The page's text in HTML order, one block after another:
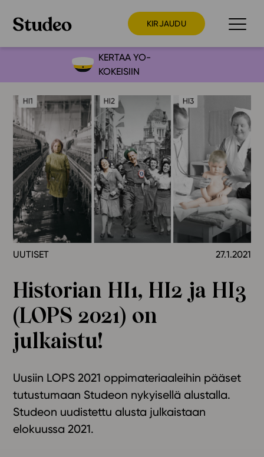
KIRJAUDU
Preppaaja
Opettaja
Opiskelija
Huoltaja
Kokeilutarjous
Ainstain
Alakoulu
Yläkoulu
Lukio
Ominaisuudet
Tapahtumakalenteri
Webinaari­tallenteet
Yhteisö
Suosittelut
Ohjevideot
Oppikirjailijat
Tiimi
Tietoa meistä
KERTAA YO-
KOKEISIIN
UUTISET 27.1.2021
Historian HI1, HI2 ja HI3
(LOPS 2021) on
julkaistu!
Uusiin LOPS 2021 oppimateriaaleihin pääset
tutustumaan Studeon nykyisellä alustalla.
Studeon uudistettu alusta julkaistaan
elokuussa 2021.